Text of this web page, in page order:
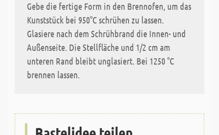
Gebe die fertige Form in den Brennofen, um das
Kunststück bei 950°C schrühen zu lassen.
Glasiere nach dem Schrühbrand die Innen- und
Außenseite. Die Stellfläche und 1/2 cm am
unteren Rand bleibt unglasiert. Bei 1250 °C
brennen lassen.